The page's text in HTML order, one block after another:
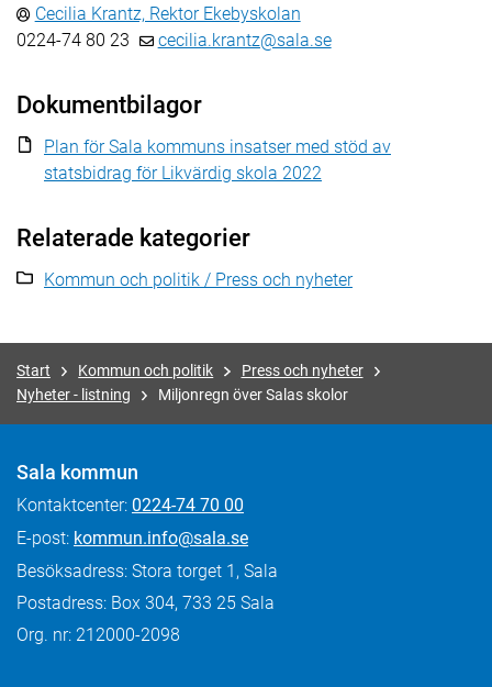
Cecilia Krantz, Rektor Ekebyskolan
0224-74 80 23
cecilia.krantz@sala.se
Dokumentbilagor
Plan för Sala kommuns insatser med stöd av
statsbidrag för Likvärdig skola 2022
Relaterade kategorier
Kommun och politik / Press och nyheter
Start Kommun och politik
Press och nyheter
Nyheter - listning
Miljonregn över Salas skolor
Sala kommun
Kontaktcenter: 0224-74 70 00
E-post: kommun.info@sala.se
Besöksadress: Stora torget 1, Sala
Postadress: Box 304, 733 25 Sala
Org. nr: 212000-2098